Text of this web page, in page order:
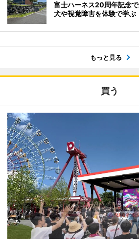
富士ハーネス20周年記念
犬や視覚障害を体験で学ぶ
もっと見る
買う